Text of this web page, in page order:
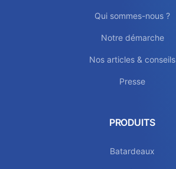
Qui sommes-nous ?
Notre démarche
Nos articles & conseils
Presse
PRODUITS
Batardeaux